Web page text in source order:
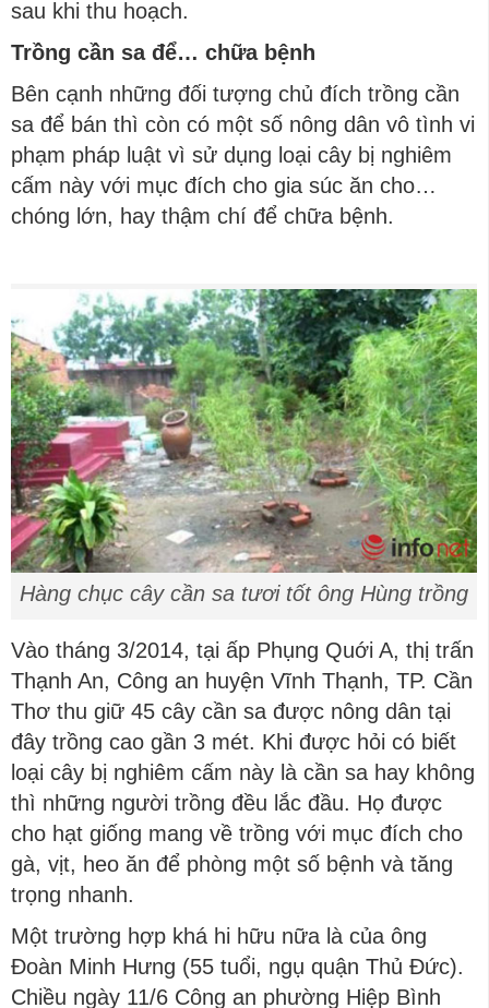
sau khi thu hoạch.
Trồng cần sa để… chữa bệnh
Bên cạnh những đối tượng chủ đích trồng cần
sa để bán thì còn có một số nông dân vô tình vi
phạm pháp luật vì sử dụng loại cây bị nghiêm
cấm này với mục đích cho gia súc ăn cho…
chóng lớn, hay thậm chí để chữa bệnh.
Hàng chục cây cần sa tươi tốt ông Hùng trồng
Vào tháng 3/2014, tại ấp Phụng Quới A, thị trấn
Thạnh An, Công an huyện Vĩnh Thạnh, TP. Cần
Thơ thu giữ 45 cây cần sa được nông dân tại
đây trồng cao gần 3 mét. Khi được hỏi có biết
loại cây bị nghiêm cấm này là cần sa hay không
thì những người trồng đều lắc đầu. Họ được
cho hạt giống mang về trồng với mục đích cho
gà, vịt, heo ăn để phòng một số bệnh và tăng
trọng nhanh.
Một trường hợp khá hi hữu nữa là của ông
Đoàn Minh Hưng (55 tuổi, ngụ quận Thủ Đức).
Chiều ngày 11/6 Công an phường Hiệp Bình